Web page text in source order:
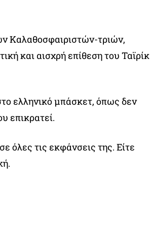
Καλαθοσφαιριστών-τριών,
και αισχρή επίθεση του Ταϊρίκ
ελληνικό μπάσκετ, όπως δεν
επικρατεί.
όλες τις εκφάνσεις της. Είτε